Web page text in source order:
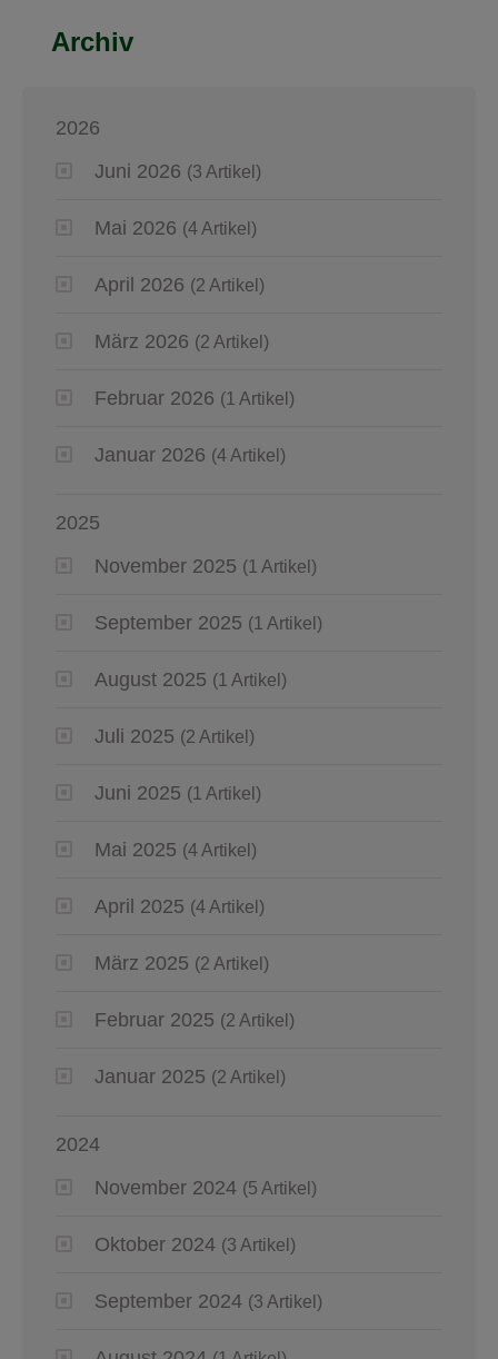
Archiv
2026
Juni 2026 (3 Artikel)
Mai 2026 (4 Artikel)
April 2026 (2 Artikel)
März 2026 (2 Artikel)
Februar 2026 (1 Artikel)
Januar 2026 (4 Artikel)
2025
November 2025 (1 Artikel)
September 2025 (1 Artikel)
August 2025 (1 Artikel)
Juli 2025 (2 Artikel)
Juni 2025 (1 Artikel)
Mai 2025 (4 Artikel)
April 2025 (4 Artikel)
März 2025 (2 Artikel)
Februar 2025 (2 Artikel)
Januar 2025 (2 Artikel)
2024
November 2024 (5 Artikel)
Oktober 2024 (3 Artikel)
September 2024 (3 Artikel)